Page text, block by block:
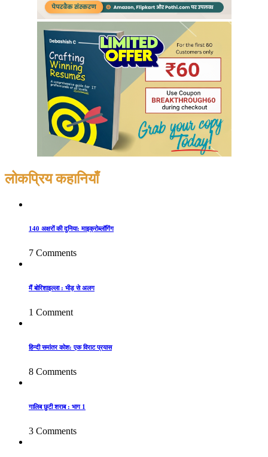
लोकप्रिय कहानियाँ
140 अक्षरों की दुनिया: माइक्रोब्लॉगिंग
7 Comments
मैं बोरिशाइल्ला : भीड़ से अलग
1 Comment
हिन्दी समांतर कोश: एक विराट प्रयास
8 Comments
गालिब छुटी शराब : भाग 1
3 Comments